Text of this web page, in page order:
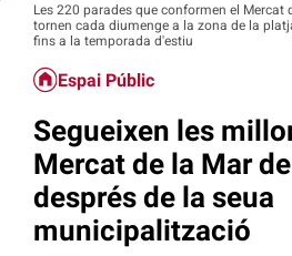
Les 220 parades que conformen el Mercat
tornen cada diumenge a la zona de la
fins a la temporada d'estiu
Espai Públic
Segueixen les
Mercat de la Mar
després de la seua
municipalització